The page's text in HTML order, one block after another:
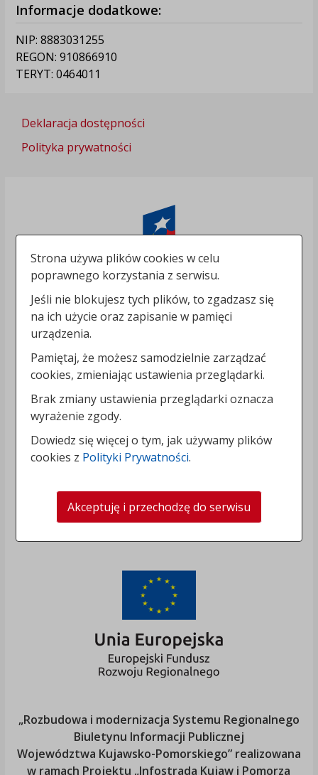
Informacje dodatkowe:
NIP: 8883031255
REGON: 910866910
TERYT: 0464011
Deklaracja dostępności
Polityka prywatności
„Rozbudowa i modernizacja Systemu Regionalnego
Biuletynu Informacji Publicznej
Województwa Kujawsko-Pomorskiego” realizowana
w ramach Projektu „Infostrada Kujaw i Pomorza
Strona używa plików cookies w celu
poprawnego korzystania z serwisu.
Jeśli nie blokujesz tych plików, to zgadzasz się
na ich użycie oraz zapisanie w pamięci
urządzenia.
Pamiętaj, że możesz samodzielnie zarządzać
cookies, zmieniając ustawienia przeglądarki.
Brak zmiany ustawienia przeglądarki oznacza
wyrażenie zgody.
Dowiedz się więcej o tym, jak używamy plików
cookies z Polityki Prywatności.
Akceptuję i przechodzę do serwisu